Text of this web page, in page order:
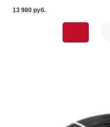
13 980 pуб.